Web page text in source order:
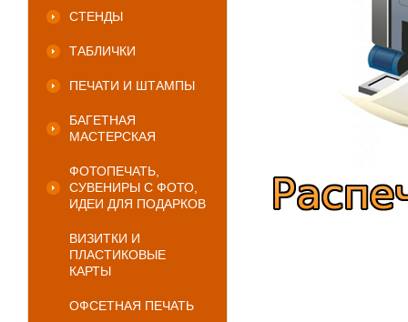
СТЕНДЫ
ТАБЛИЧКИ
ПЕЧАТИ И ШТАМПЫ
БАГЕТНАЯ
МАСТЕРСКАЯ
ФОТОПЕЧАТЬ,
СУВЕНИРЫ С ФОТО,
ИДЕИ ДЛЯ ПОДАРКОВ
ВИЗИТКИ И
ПЛАСТИКОВЫЕ
КАРТЫ
ОФСЕТНАЯ ПЕЧАТЬ